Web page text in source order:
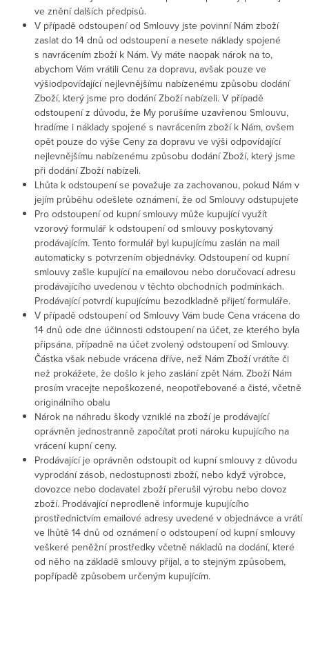
ve znění dalších předpisů.
V případě odstoupení od Smlouvy jste povinní Nám zboží
zaslat do 14 dnů od odstoupení a nesete náklady spojené
s navrácením zboží k Nám. Vy máte naopak nárok na to,
abychom Vám vrátili Cenu za dopravu, avšak pouze ve
výšiodpovídající nejlevnějšímu nabízenému způsobu dodání
Zboží, který jsme pro dodání Zboží nabízeli. V případě
odstoupení z důvodu, že My porušíme uzavřenou Smlouvu,
hradíme i náklady spojené s navrácením zboží k Nám, ovšem
opět pouze do výše Ceny za dopravu ve výši odpovídající
nejlevnějšímu nabízenému způsobu dodání Zboží, který jsme
při dodání Zboží nabízeli.
Lhůta k odstoupení se považuje za zachovanou, pokud Nám v
jejím průběhu odešlete oznámení, že od Smlouvy odstupujete
Pro odstoupení od kupní smlouvy může kupující využít
vzorový formulář k odstoupení od smlouvy poskytovaný
prodávajícím. Tento formulář byl kupujícímu zaslán na mail
automaticky s potvrzením objednávky. Odstoupení od kupní
smlouvy zašle kupující na emailovou nebo doručovací adresu
prodávajícího uvedenou v těchto obchodních podmínkách.
Prodávající potvrdí kupujícímu bezodkladně přijetí formuláře.
V případě odstoupení od Smlouvy Vám bude Cena vrácena do
14 dnů ode dne účinnosti odstoupení na účet, ze kterého byla
připsána, případně na účet zvolený odstoupení od Smlouvy.
Částka však nebude vrácena dříve, než Nám Zboží vrátíte či
než prokážete, že došlo k jeho zaslání zpět Nám. Zboží Nám
prosím vracejte nepoškozené, neopotřebované a čisté, včetně
originálního obalu
Nárok na náhradu škody vzniklé na zboží je prodávající
oprávněn jednostranně započítat proti nároku kupujícího na
vrácení kupní ceny.
Prodávající je oprávněn odstoupit od kupní smlouvy z důvodu
vyprodání zásob, nedostupnosti zboží, nebo když výrobce,
dovozce nebo dodavatel zboží přerušil výrobu nebo dovoz
zboží. Prodávající neprodleně informuje kupujícího
prostřednictvím emailové adresy uvedené v objednávce a vrátí
ve lhůtě 14 dnů od oznámení o odstoupení od kupní smlouvy
veškeré peněžní prostředky včetně nákladů na dodání, které
od něho na základě smlouvy přijal, a to stejným způsobem,
popřípadě způsobem určeným kupujícím.